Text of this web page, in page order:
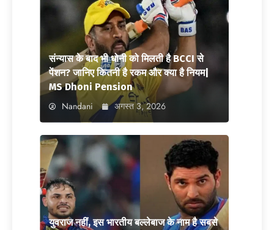
संन्यास के बाद भी धोनी को मिलती है BCCI से
पेंशन? जानिए कितनी है रकम और क्या है नियम|
MS Dhoni Pension
Nandani अगस्त 3, 2026
युवराज नहीं, इस भारतीय बल्लेबाज के नाम है सबसे